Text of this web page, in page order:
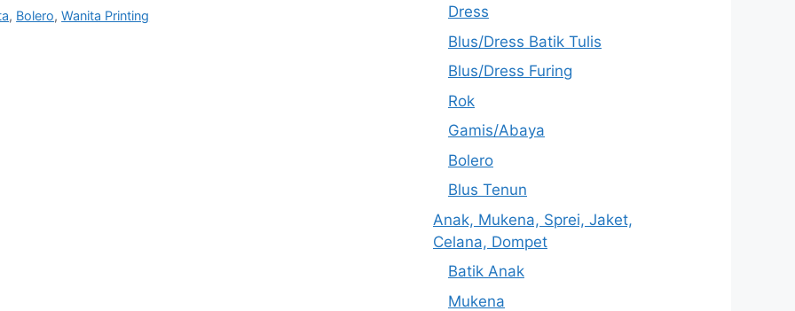
, Bolero,Wanita Printing
Dress
Blus/Dress Batik Tulis
Blus/Dress Furing
Rok
Gamis/Abaya
Bolero
Blus Tenun
Anak, Mukena, Sprei, Jaket,
Celana, Dompet
Batik Anak
Mukena